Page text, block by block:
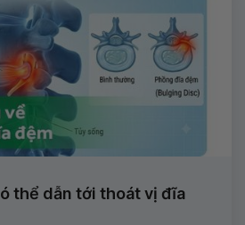
thể dẫn tới thoát vị đĩa